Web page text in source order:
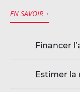
EN SAVOIR +
Financer
Estimer la